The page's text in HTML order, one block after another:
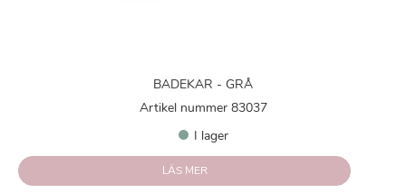
BADEKAR - GRÅ
Artikel nummer 83037
I lager
LÄS MER